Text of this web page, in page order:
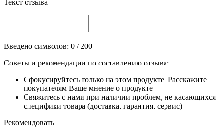
Текст отзыва
Введено символов: 0 / 200
Советы и рекомендации по составлению отзыва:
Сфокусируйтесь только на этом продукте. Расскажите
покупателям Ваше мнение о продукте
Свяжитесь с нами при наличии проблем, не касающихся
специфики товара (доставка, гарантия, сервис)
Рекомендовать